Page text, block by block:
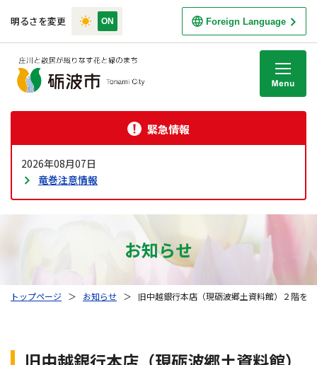
明るさを変更 Foreign Language
緊急情報
2026年08月07日
竜巻注意情報
お知らせ
トップページ ＞ お知らせ ＞ 旧中越銀行本店（現砺波郷土資料館）２階を